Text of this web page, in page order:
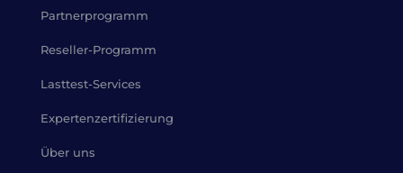
Partnerprogramm
Reseller-Programm
Lasttest-Services
Expertenzertifizierung
Über uns